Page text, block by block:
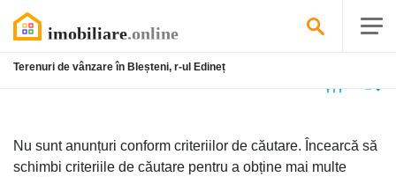
Terenuri de vânzare în Bleșteni, r-ul Edineț
Nu sunt anunțuri conform criteriilor de căutare. Încearcă să
schimbi criteriile de căutare pentru a obține mai multe